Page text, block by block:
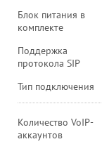
Блок питания в
комплекте
Поддержка
протокола SIP
Тип подключения
Количество VoIP-
аккаунтов